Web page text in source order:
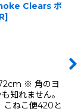
Clears ポ
]
※ 角のヨ
知れません。
こねこ便420と